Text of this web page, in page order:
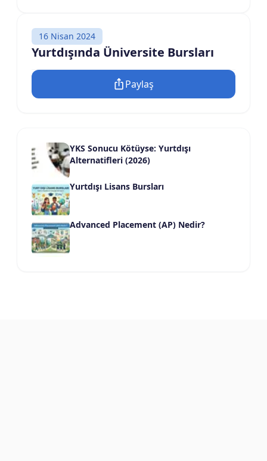
16 Nisan 2024
Yurtdışında Üniversite Bursları
Paylaş
YKS Sonucu Kötüyse: Yurtdışı
Alternatifleri (2026)
Yurtdışı Lisans Bursları
Advanced Placement (AP) Nedir?